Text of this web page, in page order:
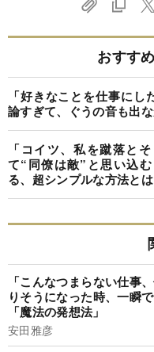
おすす
「好きなことを仕事に
論すぎて、ぐうの音も出
「コイツ、私を蹴落と
て“同僚は敵”と思い込
る、超シンプルな方法と
「こんなつまらない仕事
りそうになった時、一瞬
「魔法の発想法」
安田雅彦